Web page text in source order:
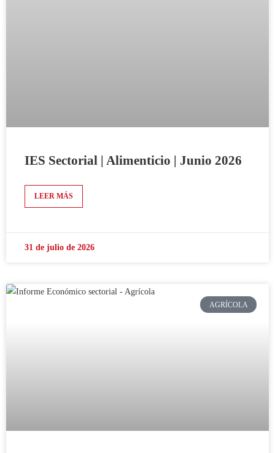
IES Sectorial | Alimenticio | Junio 2026
LEER MÁS
31 de julio de 2026
AGRÍCOLA